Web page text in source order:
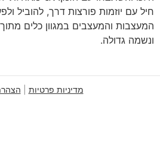
חיל עם יוזמות פורצות דרך, להוביל
המעצבות והמעצבים במגוון כלים
ונשמה גדולה.
מדיניות פרטיות